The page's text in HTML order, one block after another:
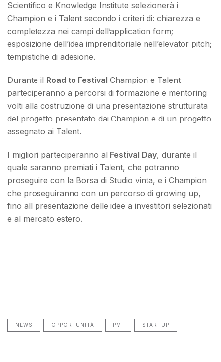
Scientifico e Knowledge Institute selezionerà i
Champion e i Talent secondo i criteri di: chiarezza e
completezza nei campi dell’application form;
esposizione dell’idea imprenditoriale nell’elevator pitch;
tempistiche di adesione.
Durante il Road to Festival Champion e Talent
parteciperanno a percorsi di formazione e mentoring
volti alla costruzione di una presentazione strutturata
del progetto presentato dai Champion e di un progetto
assegnato ai Talent.
I migliori parteciperanno al Festival Day, durante il
quale saranno premiati i Talent, che potranno
proseguire con la Borsa di Studio vinta, e i Champion
che proseguiranno con un percorso di growing up,
fino all presentazione delle idee a investitori selezionati
e al mercato estero.
NEWS OPPORTUNITÀ PMI STARTUP